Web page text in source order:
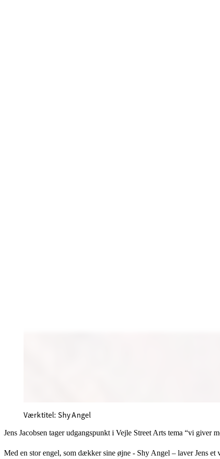
Værktitel: Shy Angel
Jens Jacobsen tager udgangspunkt i Vejle Street Arts tema “vi
Med en stor engel, som dækker sine øjne - Shy Angel – laver Jens